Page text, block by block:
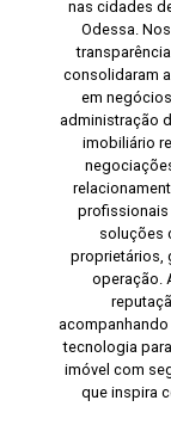
nas cidades
Odessa.
consolidaram
em
administração
imobiliário
profissionais
soluções
proprietários,
operação.
tecnologia
imóvel com
que inspira